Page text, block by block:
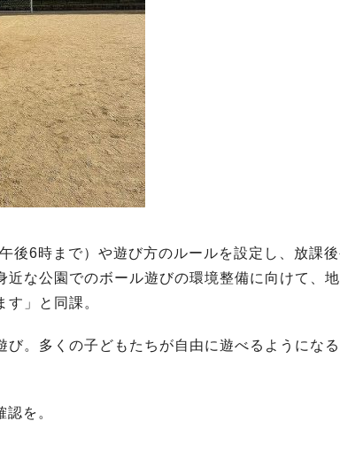
後6時まで）や遊び方のルールを設定し、放課
な公園でのボール遊びの環境整備に向けて、
」と同課。
。多くの子どもたちが自由に遊べるようにな
認を。